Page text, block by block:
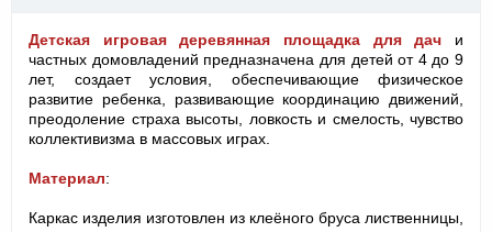
Детская игровая деревянная площадка для дач и
частных домовладений предназначена для детей от 4 до 9
лет, создает условия, обеспечивающие физическое
развитие ребенка, развивающие координацию движений,
преодоление страха высоты, ловкость и смелость, чувство
коллективизма в массовых играх.
Материал:
Каркас изделия изготовлен из клеёного бруса лиственницы,